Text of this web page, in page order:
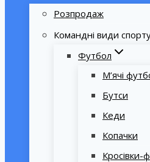
Розпродаж
Командні види
Футбол
М’ячі
Бутси
Кеди
Копачки
Кросівки-